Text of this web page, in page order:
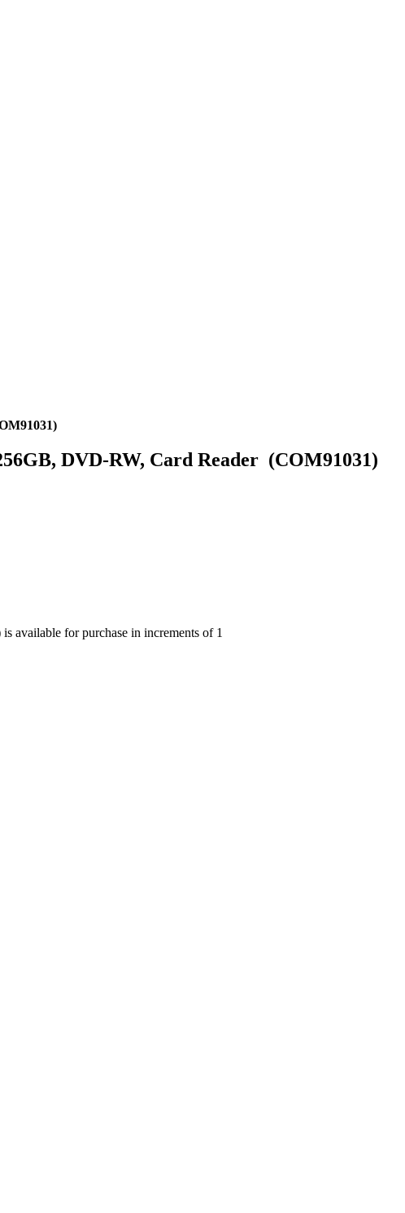
DVD-RW, Card Reader (COM91031)
for purchase in increments of 1